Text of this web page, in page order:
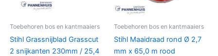
Toebehoren bos en kantmaaiers
Stihl Grassnijblad Grasscut
2 snijkanten 230mm / 25,4
Toebehoren bos en kantmaaiers
Stihl Maaidraad rond Ø 2,7
mm x 65,0 m rood